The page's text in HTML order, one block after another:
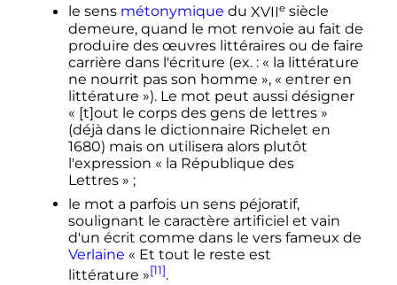
le sens métonymique du XVIIe siècle
demeure, quand le mot renvoie au fait de
produire des œuvres littéraires ou de faire
carrière dans l'écriture (ex. : « la littérature
ne nourrit pas son homme », « entrer en
littérature »). Le mot peut aussi désigner
« [t]out le corps des gens de lettres »
(déjà dans le dictionnaire Richelet en
1680) mais on utilisera alors plutôt
l'expression « la République des
Lettres » ;
le mot a parfois un sens péjoratif,
soulignant le caractère artificiel et vain
d'un écrit comme dans le vers fameux de
Verlaine « Et tout le reste est
littérature »[11].